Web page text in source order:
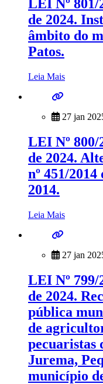
LEI Nº 801/
de 2024.
âmbito do
Patos.
Leia Mais
27 jan
LEI Nº 800/
de 2024.
nº 451/2014
2014.
Leia Mais
27 jan
LEI Nº 799/
de 2024.
pública
de
pecuaristas
Jurema,
município